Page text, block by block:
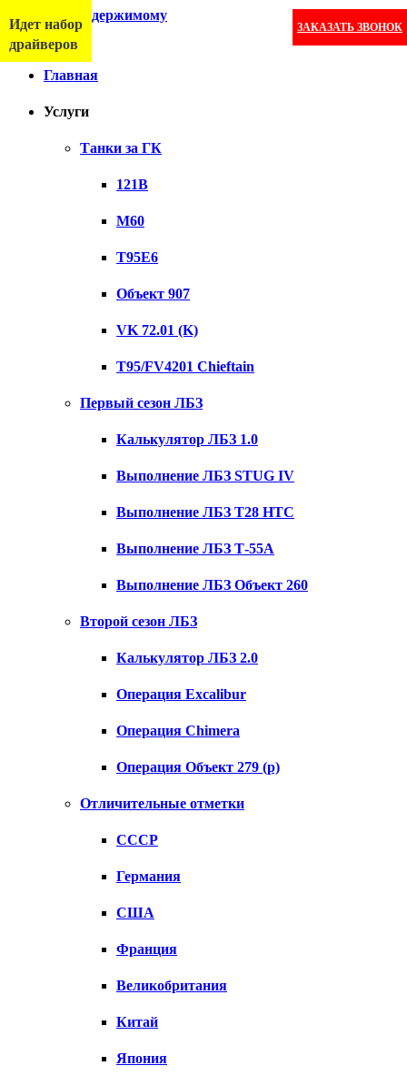
Перейти к содержимому
ЗАКАЗАТЬ ЗВОНОК
Меню
Главная
Услуги
Танки за ГК
121B
M60
T95E6
Объект 907
VK 72.01 (K)
T95/FV4201 Chieftain
Первый сезон ЛБЗ
Калькулятор ЛБЗ 1.0
Выполнение ЛБЗ STUG IV
Выполнение ЛБЗ T28 HTC
Выполнение ЛБЗ Т-55А
Выполнение ЛБЗ Объект 260
Второй сезон ЛБЗ
Калькулятор ЛБЗ 2.0
Операция Excalibur
Операция Chimera
Операция Объект 279 (р)
Отличительные отметки
СССР
Германия
США
Франция
Великобритания
Китай
Япония
Идет набор
драйверов